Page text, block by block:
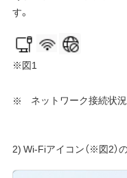
す。
※図1
ネットワーク接続状
2) Wi-Fiアイコン（※図2）